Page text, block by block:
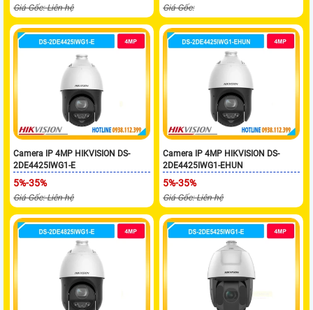
Giá Gốc: Liên hệ Giá Gốc:
Camera IP 4MP HIKVISION DS-
2DE4425IWG1-E
5%-35%
Giá Gốc: Liên hệ
Camera IP 4MP HIKVISION DS-
2DE4425IWG1-EHUN
5%-35%
Giá Gốc: Liên hệ